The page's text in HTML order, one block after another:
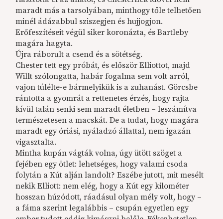
maradt más a tarsolyában, minthogy tőle telhetően
minél ádázabbul sziszegjen és hujjogjon.
Erőfeszítéseit végül siker koronázta, és Bartleby
magára hagyta.
Újra ráborult a csend és a sötétség.
Chester tett egy próbát, és először Elliottot, majd
Willt szólongatta, habár fogalma sem volt arról,
vajon túlélte-e bármelyikük is a zuhanást. Görcsbe
rántotta a gyomrát a rettenetes érzés, hogy rajta
kívül talán senki sem maradt életben – leszámítva
természetesen a macskát. De a tudat, hogy magára
maradt egy óriási, nyáladzó állattal, nem igazán
vigasztalta.
Mintha kupán vágták volna, úgy ütött szöget a
fejében egy ötlet: lehetséges, hogy valami csoda
folytán a Kút alján landolt? Eszébe jutott, mit mesélt
nekik Elliott: nem elég, hogy a Kút egy kilométer
hosszan húzódott, ráadásul olyan mély volt, hogy –
a fáma szerint legalábbis – csupán egyetlen egy